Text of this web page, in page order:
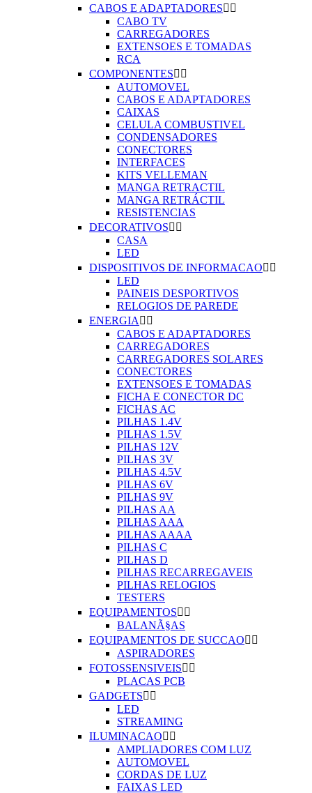
CABOS E ADAPTADORES 
CABO TV
CARREGADORES
EXTENSOES E TOMADAS
RCA
COMPONENTES 
AUTOMOVEL
CABOS E ADAPTADORES
CAIXAS
CELULA COMBUSTIVEL
CONDENSADORES
CONECTORES
INTERFACES
KITS VELLEMAN
MANGA RETRACTIL
MANGA RETRÁCTIL
RESISTENCIAS
DECORATIVOS 
CASA
LED
DISPOSITIVOS DE INFORMACAO 
LED
PAINEIS DESPORTIVOS
RELOGIOS DE PAREDE
ENERGIA  
CABOS E ADAPTADORES
CARREGADORES
CARREGADORES SOLARES
CONECTORES
EXTENSOES E TOMADAS
FICHA E CONECTOR DC
FICHAS AC
PILHAS 1.4V
PILHAS 1.5V
PILHAS 12V
PILHAS 3V
PILHAS 4.5V
PILHAS 6V
PILHAS 9V
PILHAS AA
PILHAS AAA
PILHAS AAAA
PILHAS C
PILHAS D
PILHAS RECARREGAVEIS
PILHAS RELOGIOS
TESTERS
EQUIPAMENTOS 
BALANÃ§AS
EQUIPAMENTOS DE SUCCAO 
ASPIRADORES
FOTOSSENSIVEIS 
PLACAS PCB
GADGETS 
LED
STREAMING
ILUMINACAO 
AMPLIADORES COM LUZ
AUTOMOVEL
CORDAS DE LUZ
FAIXAS LED